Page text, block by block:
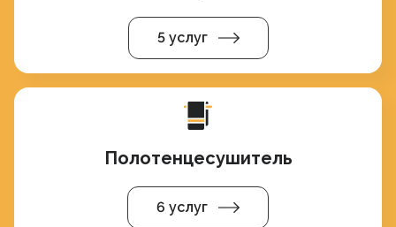
5 услуг
Полотенцесушитель
6 услуг